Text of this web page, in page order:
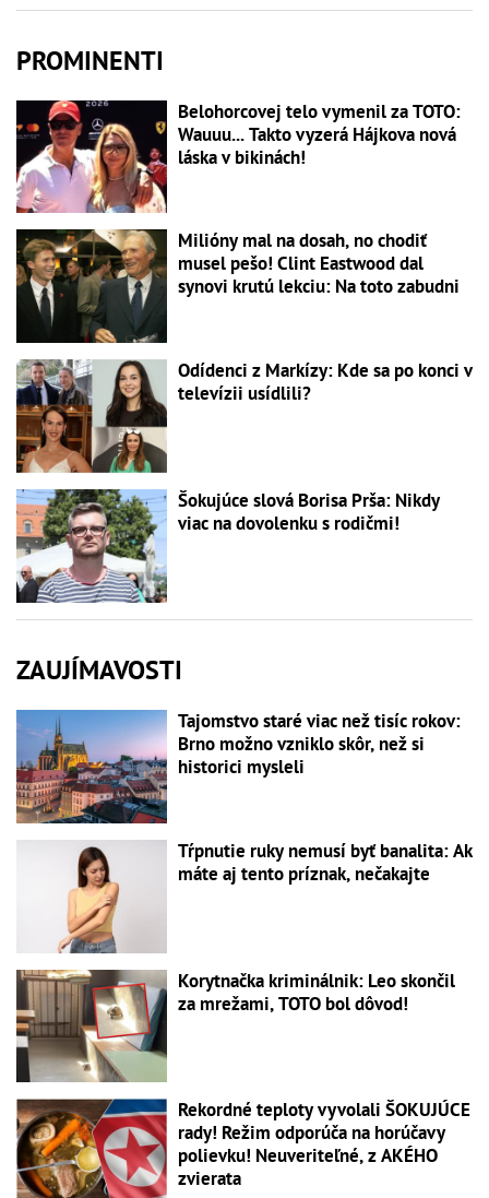
PROMINENTI
Belohorcovej telo vymenil za TOTO:
Wauuu... Takto vyzerá Hájkova nová
láska v bikinách!
Milióny mal na dosah, no chodiť
musel pešo! Clint Eastwood dal
synovi krutú lekciu: Na toto zabudni
Odídenci z Markízy: Kde sa po konci v
televízii usídlili?
Šokujúce slová Borisa Prša: Nikdy
viac na dovolenku s rodičmi!
ZAUJÍMAVOSTI
Tajomstvo staré viac než tisíc rokov:
Brno možno vzniklo skôr, než si
historici mysleli
Tŕpnutie ruky nemusí byť banalita: Ak
máte aj tento príznak, nečakajte
Korytnačka kriminálnik: Leo skončil
za mrežami, TOTO bol dôvod!
Rekordné teploty vyvolali ŠOKUJÚCE
rady! Režim odporúča na horúčavy
polievku! Neuveriteľné, z AKÉHO
zvierata